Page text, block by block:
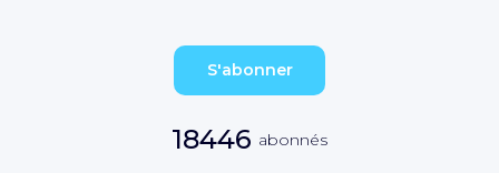
S'abonner
18446 abonnés